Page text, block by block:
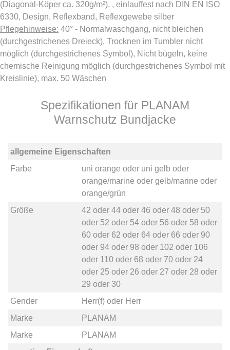
(Diagonal-Köper ca. 320g/m²), , einlauffest nach DIN EN ISO
6330, Design, Reflexband, Reflexgewebe silber
Pflegehinweise: 40° - Normalwaschgang, nicht bleichen
(durchgestrichenes Dreieck), Trocknen im Tumbler nicht
möglich (durchgestrichenes Symbol), Nicht bügeln, keine
chemische Reinigung möglich (durchgestrichenes Symbol mit
Kreislinie), max. 50 Wäschen
Spezifikationen für PLANAM
Warnschutz Bundjacke
allgemeine Eigenschaften
Farbe
uni orange oder uni gelboder
orange/marine oder gelb/marine oder
orange/grün
Größe
42 oder 44oder 46 oder 48 oder 50
oder 52 oder 54oder 56 oder 58 oder
60oder 62 oder 64oder 66 oder 90
oder 94oder 98 oder 102 oder 106
oder 110oder 68 oder 70oder 24
oder 25 oder 26 oder 27 oder 28 oder
29 oder 30
Gender
Herr(f)oder Herr
Marke
PLANAM
Marke
PLANAM